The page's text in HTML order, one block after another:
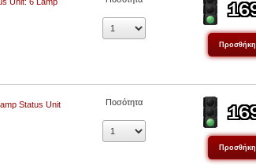
Status Unit
Ποσότητα